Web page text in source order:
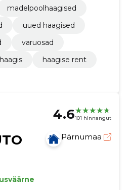
madelpoolhaagised
uued haagised
varuosad
haagis
haagise rent
4.6101 hinnangut
Pärnumaa